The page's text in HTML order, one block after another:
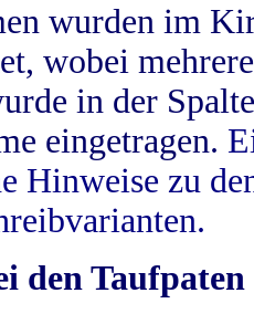
wurden im
wobei
in der
eingetragen.
Hinweise zu
den Taufpaten